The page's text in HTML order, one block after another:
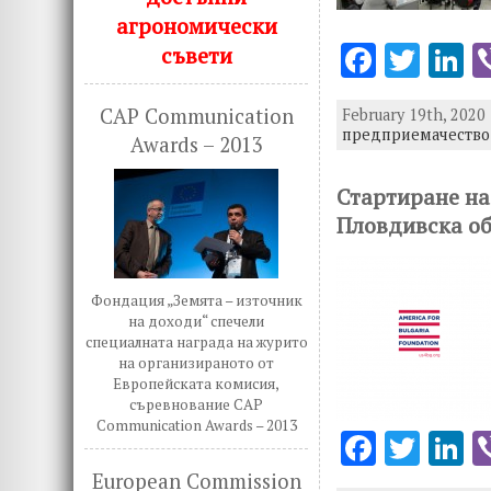
агрономически
съвети
CAP Communication
Awards – 2013
Фондация „Земята – източник
на доходи“ спечели
специалната награда на журито
на организираното от
Европейската комисия,
съревнование CAP
Communication Awards – 2013
European Commission
F
e
o
o
T
w
it
r
k
n
February 19th,
Стартиране
Пловдивска
F T